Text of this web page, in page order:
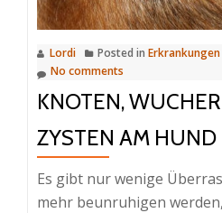
Lordi Posted in
No comments
KNOTEN,
ZYSTEN AM HUND
Es gibt nur wenige
mehr beunruhigen